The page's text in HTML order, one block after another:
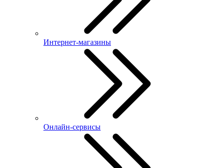
Интернет-магазины
Онлайн-сервисы